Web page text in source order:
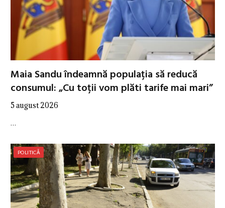
Maia Sandu îndeamnă populația să reducă
consumul: „Cu toții vom plăti tarife mai mari”
5 august 2026
…
POLITICĂ